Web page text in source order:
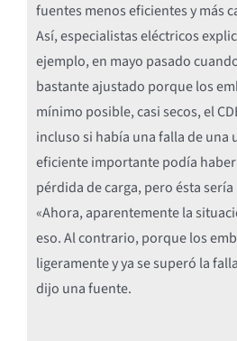
fuentes menos eficientes y más
Así, especialistas eléctricos
ejemplo, en mayo pasado
bastante ajustado porque los
mínimo posible, casi secos, el
incluso si había una falla de una
eficiente importante podía
pérdida de carga, pero ésta
«Ahora, aparentemente la
eso. Al contrario, porque los
ligeramente y ya se superó la
dijo una fuente.